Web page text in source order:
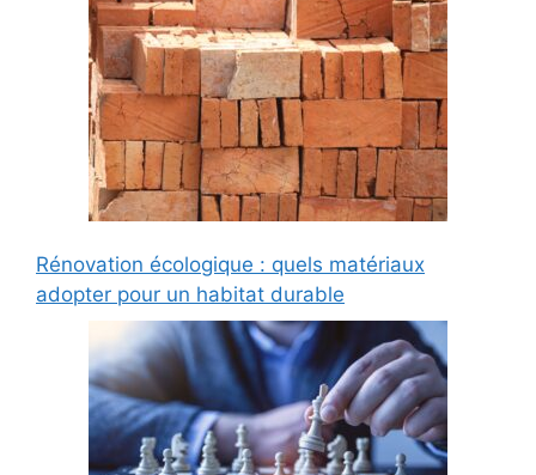
Rénovation écologique : quels matériaux
adopter pour un habitat durable